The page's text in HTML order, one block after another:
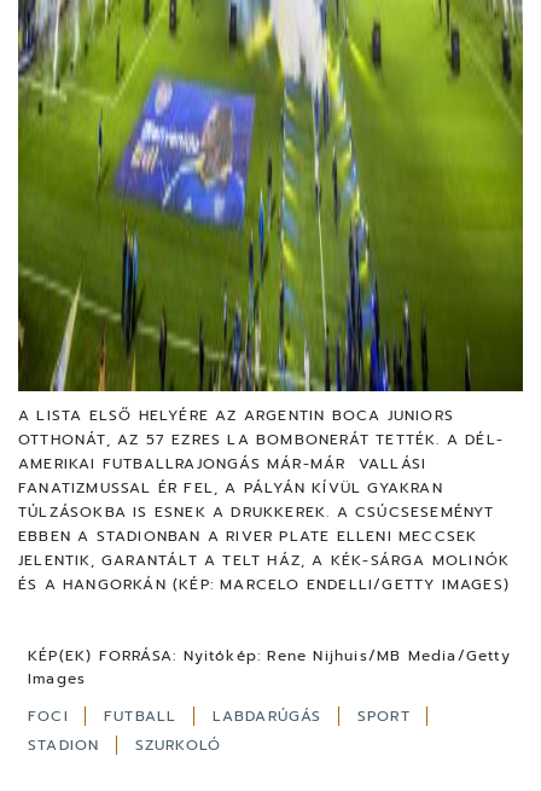
A LISTA ELSŐ HELYÉRE AZ ARGENTIN BOCA JUNIORS
OTTHONÁT, AZ 57 EZRES LA BOMBONERÁT TETTÉK. A DÉL-
AMERIKAI FUTBALLRAJONGÁS MÁR-MÁR VALLÁSI
FANATIZMUSSAL ÉR FEL, A PÁLYÁN KÍVÜL GYAKRAN
TÚLZÁSOKBA IS ESNEK A DRUKKEREK. A CSÚCSESEMÉNYT
EBBEN A STADIONBAN A RIVER PLATE ELLENI MECCSEK
JELENTIK, GARANTÁLT A TELT HÁZ, A KÉK-SÁRGA MOLINÓK
ÉS A HANGORKÁN (KÉP: MARCELO ENDELLI/GETTY IMAGES)
KÉP(EK) FORRÁSA: Nyitókép: Rene Nijhuis/MB Media/Getty
Images
FOCI
FUTBALL LABDARÚGÁS
SPORT
STADION
SZURKOLÓ